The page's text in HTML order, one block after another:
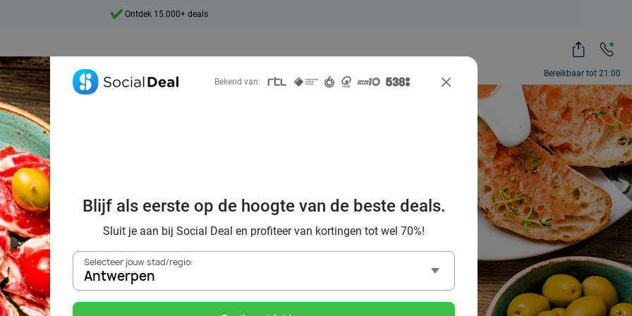
Bereikbaar tot 21:00
Ontdek 15.000+ deals
voordelig de beste
in Antwerpen en
omgeving
Bekend van:
Blijf als eerste op de hoogte van de beste deals.
Sluit je aan bij Social Deal en profiteer van kortingen tot wel 70%!
Selecteer jouw stad/regio:
Antwerpen